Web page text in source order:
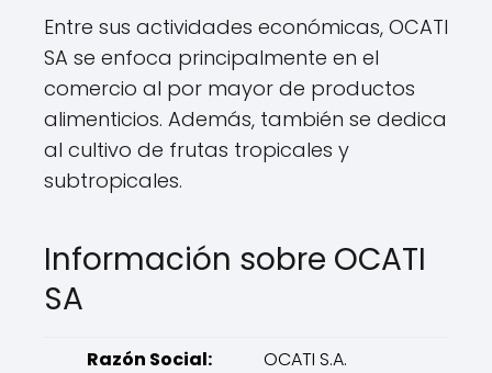
Entre sus actividades económicas, OCATI
SA se enfoca principalmente en el
comercio al por mayor de productos
alimenticios. Además, también se dedica
al cultivo de frutas tropicales y
subtropicales.
Información sobre OCATI
SA
Razón Social:
OCATI S.A.